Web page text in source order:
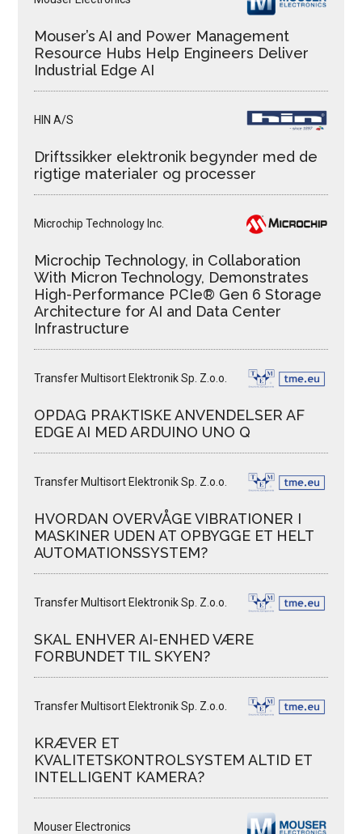
Mouser’s AI and Power Management
Resource Hubs Help Engineers Deliver
Industrial Edge AI
HIN A/S
Driftssikker elektronik begynder med de
rigtige materialer og processer
Microchip Technology Inc.
Microchip Technology, in Collaboration
With Micron Technology, Demonstrates
High-Performance PCIe® Gen 6 Storage
Architecture for AI and Data Center
Infrastructure
Transfer Multisort Elektronik Sp. Z.o.o.
OPDAG PRAKTISKE ANVENDELSER AF
EDGE AI MED ARDUINO UNO Q
Transfer Multisort Elektronik Sp. Z.o.o.
HVORDAN OVERVÅGE VIBRATIONER I
MASKINER UDEN AT OPBYGGE ET HELT
AUTOMATIONSSYSTEM?
Transfer Multisort Elektronik Sp. Z.o.o.
SKAL ENHVER AI-ENHED VÆRE
FORBUNDET TIL SKYEN?
Transfer Multisort Elektronik Sp. Z.o.o.
KRÆVER ET
KVALITETSKONTROLSYSTEM ALTID ET
INTELLIGENT KAMERA?
Mouser Electronics